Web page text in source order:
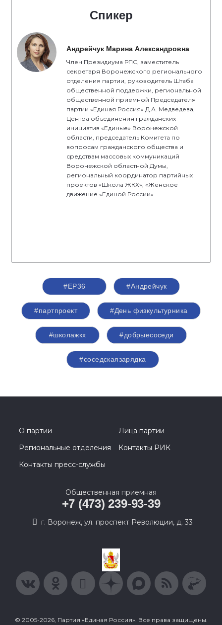
Спикер
Андрейчук Марина Александровна
Член Президиума РПС, заместитель
секретаря Воронежского регионального
отделения партии, руководитель Штаба
общественной поддержки, региональной
общественной приемной Председателя
партии «Единая Россия» Д.А. Медведева,
Центра объединения гражданских
инициатив «Единые» Воронежской
области, председатель Комитета по
вопросам гражданского общества и
средствам массовых коммуникаций
Воронежской областной Думы,
региональный координатор партийных
проектов «Школа ЖКХ», «Женское
движение «Единой России»
#ЕР36 #Андрейчук
#партпроект #День физкультурника
#школажкх #добрыесоседи
#соседскаязарядка
О партии
Лица партии
Региональные отделения
Контакты РИК
Контакты пресс-службы
Общественная приемная
+7 (473) 239-93-39
г. Воронеж, ул. проспект Революции, д. 33
© 2005-2026, Партия «Единая Россия». Все права защищены.